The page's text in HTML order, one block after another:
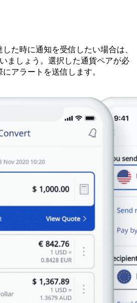
た時に通知を受信したい場合は、
ましょう。選択した通貨ペアが必
アラートを送信します。